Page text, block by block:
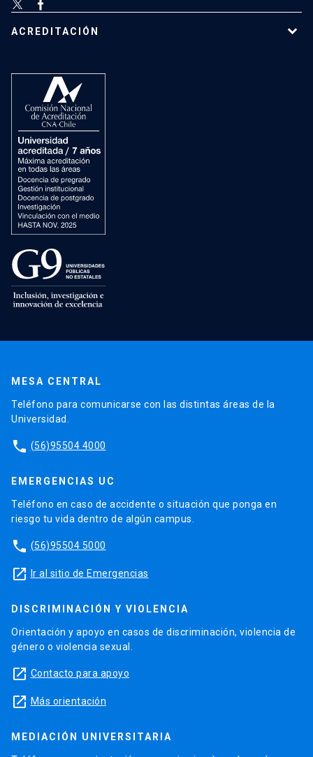
ACREDITACIÓN
MESA CENTRAL
Teléfono para comunicarse con las distintas áreas de la
Universidad.
phone (56)95504 4000
EMERGENCIAS UC
Teléfono en caso de accidente o situación que ponga en
riesgo tu vida dentro de algún campus.
phone (56)95504 5000
launch Ir al sitio de Emergencias
DISCRIMINACIÓN Y VIOLENCIA
Orientación y apoyo en casos de discriminación, violencia de
género o violencia sexual.
launch Contacto para apoyo
launch Más orientación
MEDIACIÓN UNIVERSITARIA